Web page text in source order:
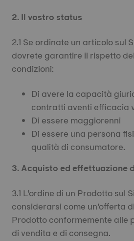
2. Il vostro status
2.1 Se ordinate un articolo sul
dovrete garantire il rispetto
condizioni:
Di avere la capacità
contratti aventi efficacia
Di essere maggiorenni
Di essere una persona
qualità di consumatore.
3. Acquisto ed effettuazione
3.1 L’ordine di un Prodotto sul
considerarsi come un’offerta
Prodotto conformemente alle
di vendita e di consegna.